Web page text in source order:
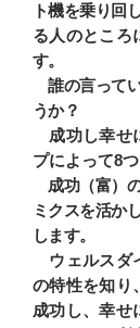
ト機を乗り回
る人のところ
す。
誰の言って
うか？
成功し幸せ
プによって8
成功（富）
ミクスを活か
します。
ウェルスダ
の特性を知り
成功し、幸せ